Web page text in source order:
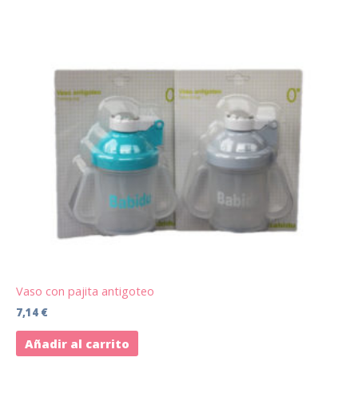
Vaso con pajita antigoteo
7,14 €
Añadir al carrito